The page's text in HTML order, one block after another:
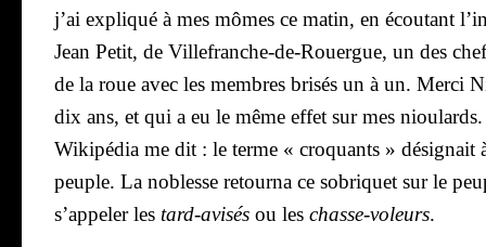
j’ai expli­qué à mes mômes ce matin, en écou­tant
Jean Petit, de Vil­le­franche-de-Rouergue, un des
de la roue avec les membres bri­sés un à un. Mer­ci
dix ans, et qui a eu le même effet sur mes niou­lards.
Wiki­pé­dia me dit : le terme « cro­quants »
peuple. La noblesse retour­na ce sobri­quet sur le
s’appeler les tard-avi­sés ou les chasse-voleurs.